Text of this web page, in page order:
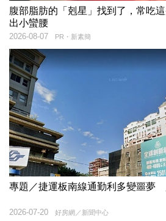
腹部脂肪的「剋星」找到了，常吃
出小蠻腰
PR・新素簡
2026-08-07
專題／捷運板南線通勤利多變噩夢
好房網／新聞中心
2026-07-20